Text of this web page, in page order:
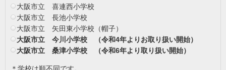
大阪市立 喜連西小学校
大阪市立 長池小学校
大阪市立 矢田東小学校（帽子）
大阪市立 今川小学校 （令和4年よりお取り扱い開始）
大阪市立 桑津小学校 （令和6年より取り扱い開始）